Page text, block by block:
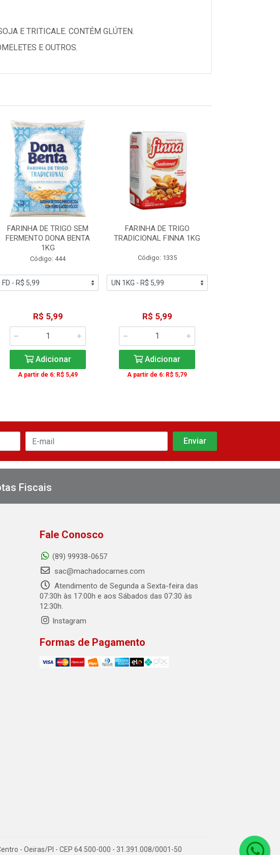
E TRITICALE. CONTÉM GLÚTEN.
E OUTROS.
FARINHA DE TRIGO SEM
FERMENTO DONA BENTA
1KG
Código: 444
R$ 5,99
Adicionar
A partir de 6: R$ 5,49
FARINHA DE TRIGO
TRADICIONAL FINNA 1KG
Código: 1335
R$ 5,99
Adicionar
A partir de 6: R$ 5,79
Fiscais
Fale Conosco
(89) 99938-0657
sac@machadocarnes.com
Atendimento de Segunda a Sexta-feira das
07:30h às 17:00h e aos Sábados das 07:30 às
12:30h.
Instagram
Formas de Pagamento
- Oeiras/PI - CEP 64.500-000 - 31.391.008/0001-50